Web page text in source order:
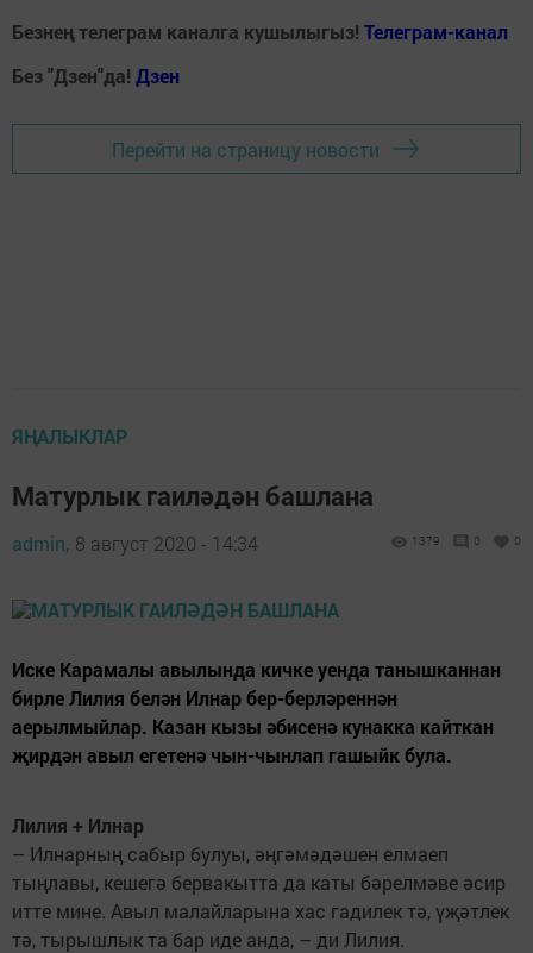
Безнең телеграм каналга кушылыгыз! Телеграм-канал
Без "Дзен"да! Дзен
Перейти на страницу новости
ЯҢАЛЫКЛАР
Матурлык гаиләдән башлана
admin, 8 август 2020 - 14:34 1379 0 0
Иске Карамалы авылында кичке уенда танышканнан
бирле Лилия белән Илнар бер-берләреннән
аерылмыйлар. Казан кызы әбисенә кунакка кайткан
җирдән авыл егетенә чын-чынлап гашыйк була.
Лилия + Илнар
– Илнарның сабыр булуы, әңгәмәдәшен елмаеп
тыңлавы, кешегә бервакытта да каты бәрелмәве әсир
итте мине. Авыл малайларына хас гадилек тә, үҗәтлек
тә, тырышлык та бар иде анда, – ди Лилия.